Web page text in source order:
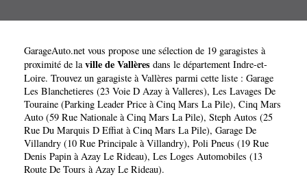
GarageAuto.net vous propose une sélection de 19 garagistes à
proximité de laville de Vallères dans le département Indre-et-
Loire. Trouvez un garagiste à Vallères parmi cette liste : Garage
Les Blanchetieres (23 Voie D Azay à Valleres), Les Lavages De
Touraine (Parking Leader Price à Cinq Mars La Pile), Cinq Mars
Auto (59 Rue Nationale à Cinq Mars La Pile), Steph Autos (25
Rue Du Marquis D Effiat à Cinq Mars La Pile), Garage De
Villandry (10 Rue Principale à Villandry), Poli Pneus (19 Rue
Denis Papin à Azay Le Rideau), Les Loges Automobiles (13
Route De Tours à Azay Le Rideau).